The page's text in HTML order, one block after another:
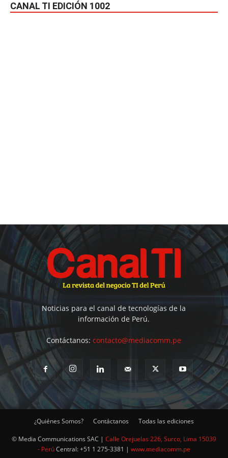
CANAL TI EDICIÓN 1002
Noticias para el canal de tecnologías de la
información de Perú.
Contáctanos:contacto@mediacomm.pe
¿Quiénes Somos? Contáctanos Todas las ediciones
© Media Communications SAC | Calle Orejuelas 226, Surco, Lima 15039
- PerúCentral: +51 1 275-3381 | www.mediacomm.pe